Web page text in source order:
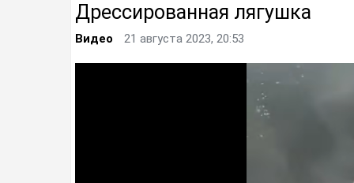
Дрессированная лягушка
Видео 21 августа 2023, 20:53